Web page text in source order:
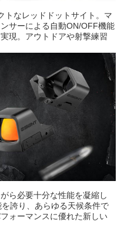
トなレッドドットサイト。マ
サーによる自動ON/OFF機能
現。アウトドアや射撃練習
ら必要十分な性能を凝縮し
を誇り、あらゆる天候条件で
ォーマンスに優れた新しい